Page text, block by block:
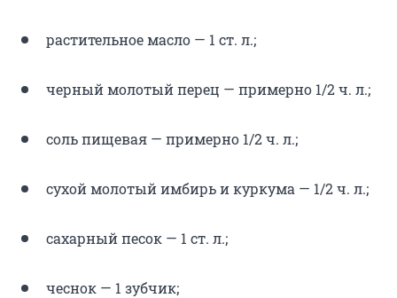
растительное масло — 1 ст. л.;
черный молотый перец — примерно 1/2 ч. л.;
соль пищевая — примерно 1/2 ч. л.;
сухой молотый имбирь и куркума — 1/2 ч. л.;
сахарный песок — 1 ст. л.;
чеснок — 1 зубчик;